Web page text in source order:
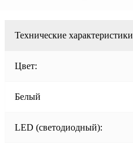
Технические характеристики
Цвет:
Белый
LED (светодиодный):